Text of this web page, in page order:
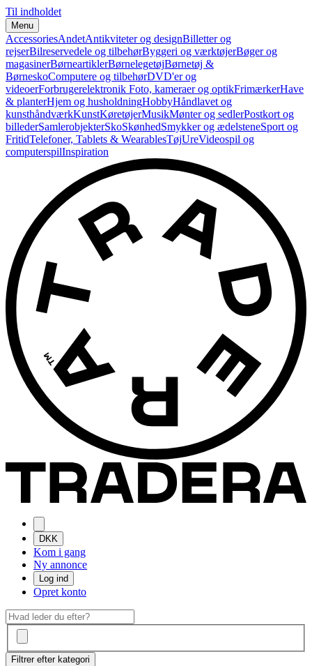
Til indholdet
Menu
AccessoriesAndetAntikviteter og designBilletter og
rejserBilreservedele og tilbehørByggeri og værktøjerBøger og
magasinerBørneartiklerBørnelegetøjBørnetøj &
BørneskoComputere og tilbehørDVD'er og
videoerForbrugerelektronik Foto, kameraer og optikFrimærkerHave
& planterHjem og husholdningHobbyHåndlavet og
kunsthåndværkKunstKøretøjerMusikMønter og sedlerPostkort og
billederSamlerobjekterSkoSkønhedSmykker og ædelsteneSport og
FritidTelefoner, Tablets & WearablesTøjUreVideospil og
computerspilInspiration
DKK
Kom i gang
Ny annonce
Log ind
Opret konto
Filtrer efter kategori